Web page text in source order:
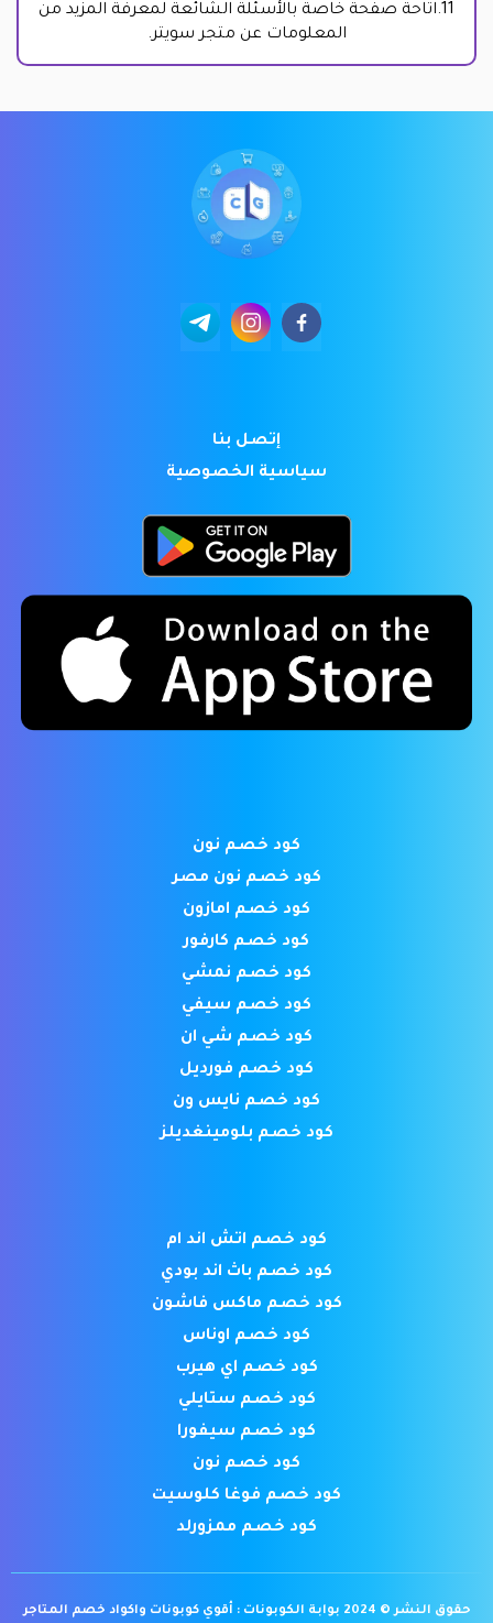
11.اتاحة صفحة خاصة بالأسئلة الشائعة لمعرفة المزيد من
المعلومات عن متجر سويتر.
إتصل بنا
سياسية الخصوصية
كود خصم نون
كود خصم نون مصر
كود خصم امازون
كود خصم كارفور
كود خصم نمشي
كود خصم سيفي
كود خصم شي ان
كود خصم فورديل
كود خصم نايس ون
كود خصم بلومينغديلز
كود خصم اتش اند ام
كود خصم باث اند بودي
كود خصم ماكس فاشون
كود خصم اوناس
كود خصم اي هيرب
كود خصم ستايلي
كود خصم سيفورا
كود خصم نون
كود خصم فوغا كلوسيت
كود خصم ممزورلد
حقوق النشر © 2024 بوابة الكوبونات : أقوي كوبونات واكواد خصم المتاجر